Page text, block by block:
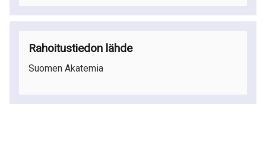
Rahoitustiedon lähde
Suomen Akatemia